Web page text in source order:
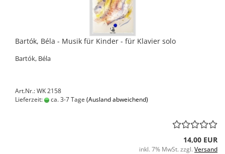
Bartók, Béla - Musik für Kinder - für Klavier solo
Bartók, Béla
Art.Nr.: WK 2158
Lieferzeit:
ca. 3-7 Tage (Ausland abweichend)
14,00 EUR
inkl. 7% MwSt. zzgl. Versand